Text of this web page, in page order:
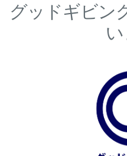
グッドギビン